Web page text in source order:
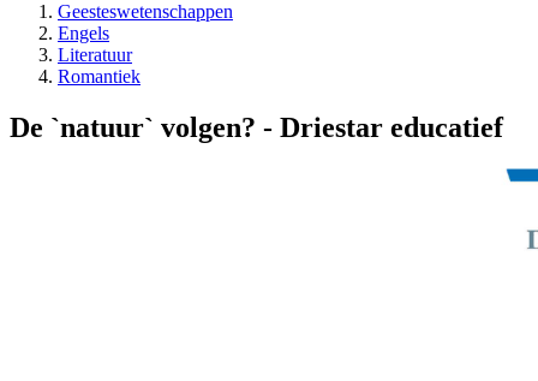
Geesteswetenschappen
Engels
Literatuur
Romantiek
De `natuur` volgen? - Driestar educatief